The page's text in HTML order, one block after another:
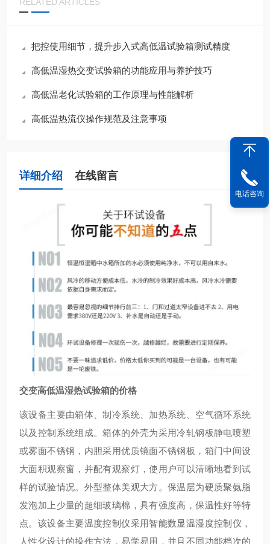
把控使用细节，提升步入式高低温试验箱测试精度
高低温湿热交变试验箱的功能应用与养护技巧
高低温老化试验箱的工作原理与性能解析
高低温热流仪操作规范及注意事项
详细介绍 在线留言
交变高低温湿热试验箱的价格
该设备主要由箱体、制冷系统、加热系统、空气循环系统
以及控制系统组成。箱体的外壳为采用冷轧钢板静电喷塑
或雾面不锈钢，内胆采用优质镜面不锈钢板，箱门中间设
大面积观察窗，并配有观察灯，使用户可以清晰地看到试
样的试验情况。外型整体美观大方。保温层为硬质聚氨脂
发泡加上少量的超细玻璃棉，具有强度高，保温性好等特
点。该设备主要温度控制仪采用智能数显温湿度控制仪，
人性化设计的操作方法，易学易用，并且不同功能档次的
电话咨询